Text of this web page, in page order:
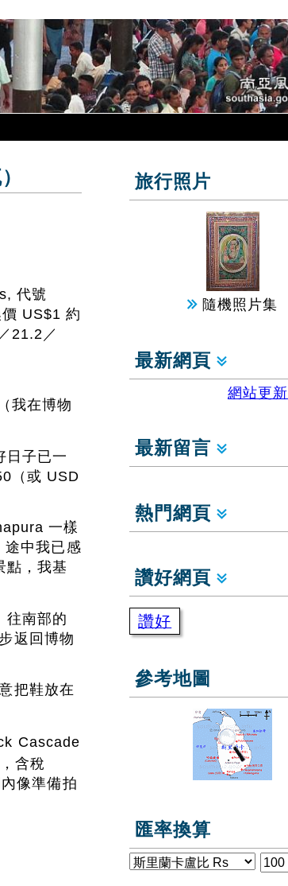
代號
US$1 約
21.2／
我在博物
日子已一
（或 USD
一樣
途中我已感
點，我基
往南部的
返回博物
把鞋放在
Cascade
含稅
像準備拍
旅行照片
隨機照片集
最新網頁
網站更新
最新留言
熱門網頁
讚好網頁
讚好
參考地圖
匯率換算